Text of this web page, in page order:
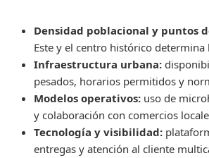
Densidad poblacional y puntos
Este y el centro histórico
Infraestructura urbana:
pesados, horarios permitidos y
Modelos operativos: uso de
y colaboración con comercios
Tecnología y visibilidad:
entregas y atención al cliente